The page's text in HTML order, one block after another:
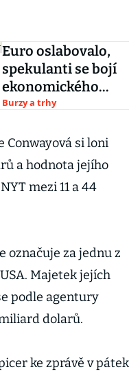
Euro oslabovalo,
spekulanti se bojí
ekonomického
zpomalení
Burzy a trhy
si loni
a hodnota jejího
mezi 11 a 44
označuje za jednu z
Majetek jejích
podle agentury
dolarů.
ke zprávě v pátek